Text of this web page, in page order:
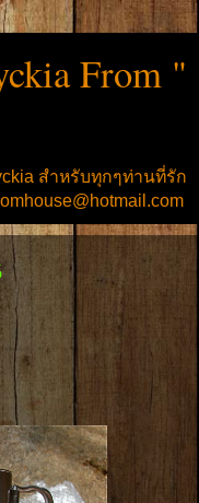
From "
สำหรับทุกๆท่านที่รัก